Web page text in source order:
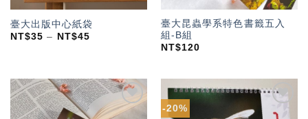
臺大出版中心紙袋
NT$35 – NT$45
臺大昆蟲學系特色書籤五入
組-B組
NT$120
加入
-20%
加入